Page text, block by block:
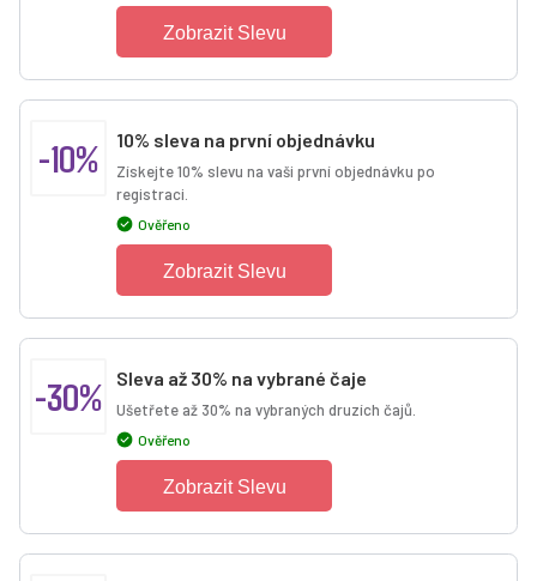
Zobrazit Slevu
-10% 10% sleva na první objednávku
Získejte 10% slevu na vaši první objednávku po
registraci.
Ověřeno
Zobrazit Slevu
-30% Sleva až 30% na vybrané čaje
Ušetřete až 30% na vybraných druzích čajů.
Ověřeno
Zobrazit Slevu